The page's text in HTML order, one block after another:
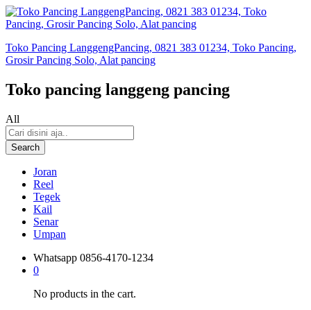
Toko Pancing LanggengPancing, 0821 383 01234, Toko Pancing,
Grosir Pancing Solo, Alat pancing
Toko pancing langgeng pancing
All
Search
Joran
Reel
Tegek
Kail
Senar
Umpan
Whatsapp 0856-4170-1234
0
No products in the cart.